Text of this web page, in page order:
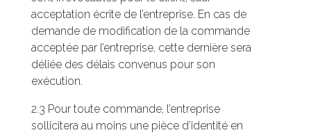
acceptation écrite de l’entreprise. En cas de
demande de modification de la commande
acceptée par l’entreprise, cette dernière sera
déliée des délais convenus pour son
exécution.
2.3 Pour toute commande, l’entreprise
sollicitera au moins une pièce d’identité en